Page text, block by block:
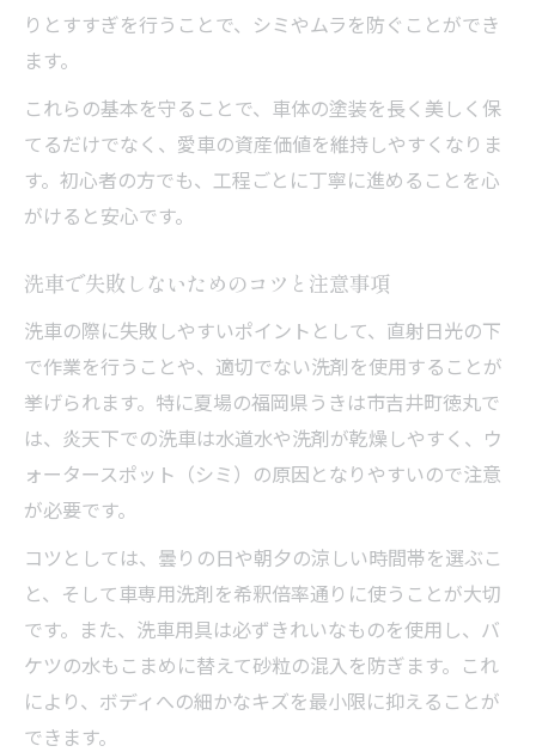
りとすすぎを行うことで、シミやムラを防ぐことができ
ます。
これらの基本を守ることで、車体の塗装を長く美しく保
てるだけでなく、愛車の資産価値を維持しやすくなりま
す。初心者の方でも、工程ごとに丁寧に進めることを心
がけると安心です。
洗車で失敗しないためのコツと注意事項
洗車の際に失敗しやすいポイントとして、直射日光の下
で作業を行うことや、適切でない洗剤を使用することが
挙げられます。特に夏場の福岡県うきは市吉井町徳丸で
は、炎天下での洗車は水道水や洗剤が乾燥しやすく、ウ
ォータースポット（シミ）の原因となりやすいので注意
が必要です。
コツとしては、曇りの日や朝夕の涼しい時間帯を選ぶこ
と、そして車専用洗剤を希釈倍率通りに使うことが大切
です。また、洗車用具は必ずきれいなものを使用し、バ
ケツの水もこまめに替えて砂粒の混入を防ぎます。これ
により、ボディへの細かなキズを最小限に抑えることが
できます。